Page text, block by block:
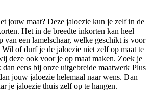
jouw maat? Deze jaloezie kun je zelf in de
Het in de breedte inkorten kan heel
van een lamelschaar, welke geschikt is voor
of durf je de jaloezie niet zelf op maat te
deze ook voor je op maat maken. Zoek je
eens bij onze uitgebreide maatwerk Plus
jouw jaloezie helemaal naar wens. Dan
je jaloezie thuis zelf op te hangen.